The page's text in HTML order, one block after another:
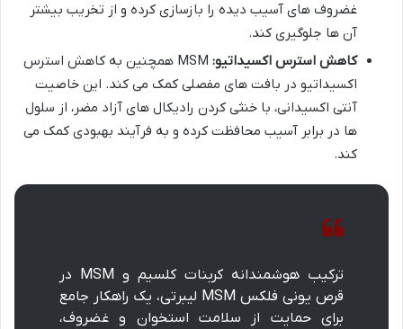
غضروف های آسیب دیده را بازسازی کرده و از تخریب بیشتر
آن ها جلوگیری کند.
کاهش استرس اکسیداتیو:
MSM همچنین به کاهش استرس
اکسیداتیو در بافت های مفصلی کمک می کند. این خاصیت
آنتی اکسیدانی، با خنثی کردن رادیکال های آزاد مضر، از سلول
ها در برابر آسیب محافظت کرده و به فرآیند بهبودی کمک می
کند.
ترکیب هوشمندانه کربنات کلسیم و MSM در
قرص یونی فلکس MSM لیبرتی، یک راهکار جامع
برای حمایت از سلامت استخوان و غضروف،